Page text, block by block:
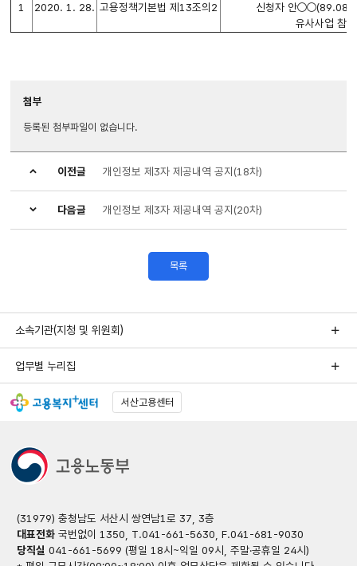
1 2020. 1. 28. 고용정책기본법 제13조의2
신청자 안
유사사업 참
첨부
등록된 첨부파일이 없습니다.
이전글 개인정보 제3자 제공내역 공지(18차)
다음글 개인정보 제3자 제공내역 공지(20차)
목록
소속기관(지청 및 위원회)
업무별 누리집
서산고용센터
(31979) 충청남도 서산시 쌍연남1로 37, 3층
대표전화 국번없이 1350, T.041-661-5630, F.041-681-9030
당직실 041-661-5699 (평일 18시~익일 09시, 주말·공휴일 24시)